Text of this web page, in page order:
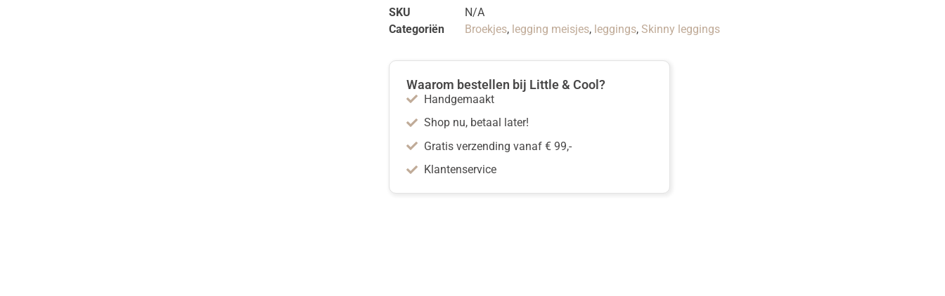
SKU
N/A
Categoriën
Broekjes, legging meisjes, leggings, Skinny leggings
Waarom bestellen bij Little & Cool?
Handgemaakt
Shop nu, betaal later!
Gratis verzending vanaf € 99,-
Klantenservice